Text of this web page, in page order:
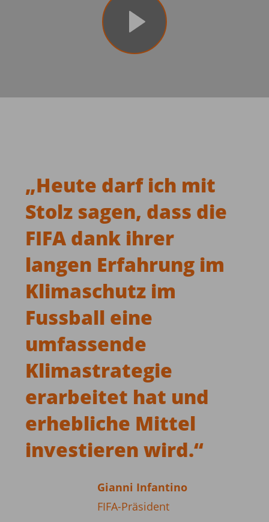
„Heute darf ich mit
Stolz sagen, dass die
FIFA dank ihrer
langen Erfahrung im
Klimaschutz im
Fussball eine
umfassende
Klimastrategie
erarbeitet hat und
erhebliche Mittel
investieren wird.“
Gianni Infantino
FIFA-Präsident